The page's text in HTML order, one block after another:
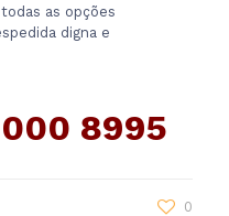
as opções
digna e
8995
0